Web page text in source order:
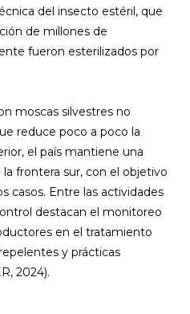
del insecto estéril, que
de millones de
fueron esterilizados por
moscas silvestres no
reduce poco a poco la
el país mantiene una
frontera sur, con el objetivo
casos. Entre las actividades
destacan el monitoreo
en el tratamiento
y prácticas
2024).